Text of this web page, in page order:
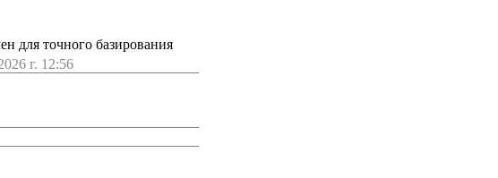
для точного базирования
г. 12:56